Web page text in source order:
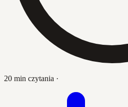
20 min czytania ·